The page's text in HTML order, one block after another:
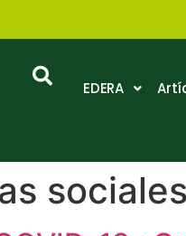
EDERA
sociales